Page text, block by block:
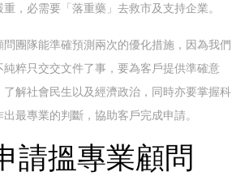
，必需要「落重藥」去救市及支持企業。
團隊能準確預測兩次的優化措施，因為我們
粹只交交文件了事，要為客戶提供準確意
了解社會民生以及經濟政治，同時亦要掌握科
最專業的判斷，協助客戶完成申請。
請搵專業顧問